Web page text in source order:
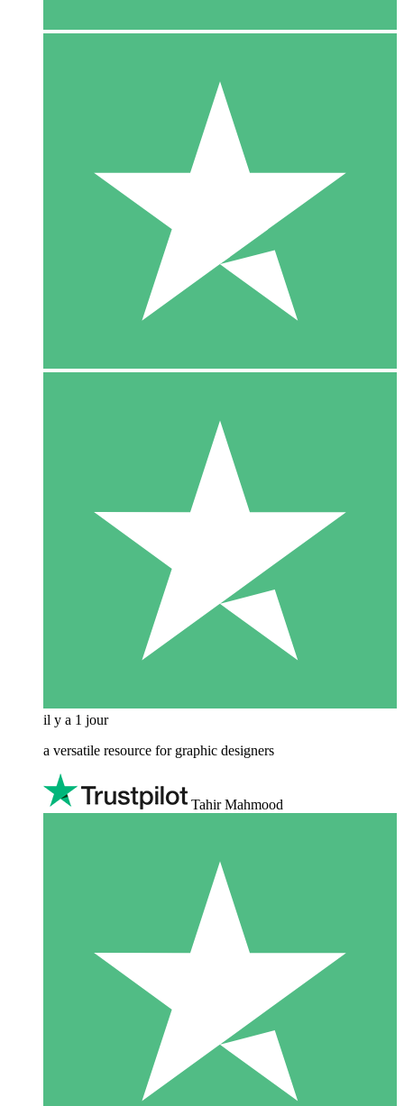
il y a 1 jour
a versatile resource for graphic designers
Tahir Mahmood